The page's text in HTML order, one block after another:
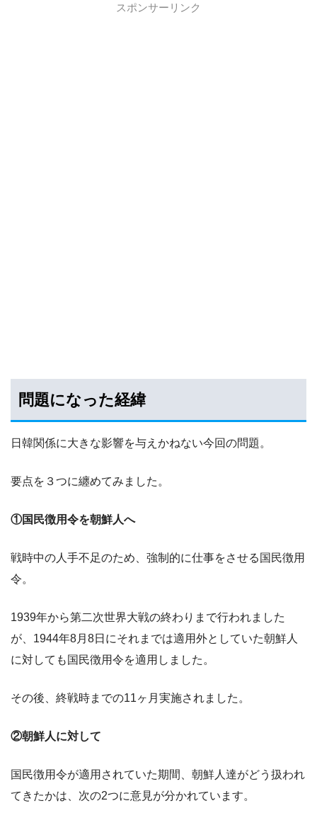
スポンサーリンク
問題になった経緯
日韓関係に大きな影響を与えかねない今回の問題。
要点を３つに纏めてみました。
①国民徴用令を朝鮮人へ
戦時中の人手不足のため、強制的に仕事をさせる国民徴用
令。
1939年から第二次世界大戦の終わりまで行われました
が、1944年8月8日にそれまでは適用外としていた朝鮮人
に対しても国民徴用令を適用しました。
その後、終戦時までの11ヶ月実施されました。
②朝鮮人に対して
国民徴用令が適用されていた期間、朝鮮人達がどう扱われ
てきたかは、次の2つに意見が分かれています。